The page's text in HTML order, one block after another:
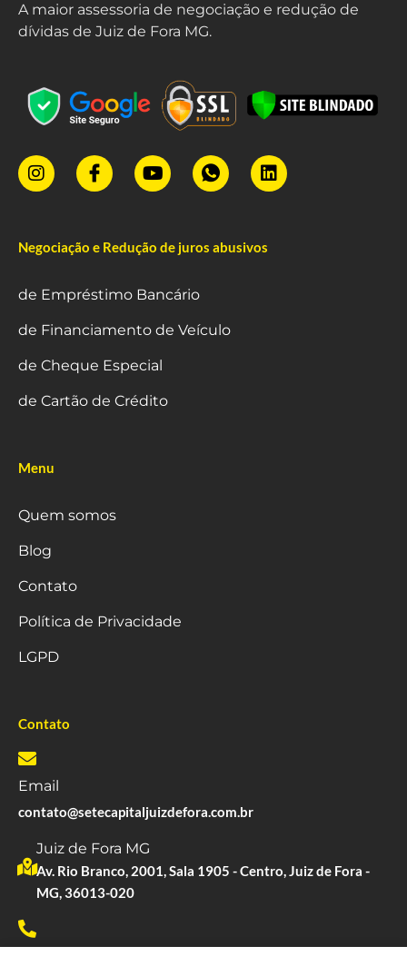
A maior assessoria de negociação e redução de
dívidas de Juiz de Fora MG.
Negociação e Redução de juros abusivos
de Empréstimo Bancário
de Financiamento de Veículo
de Cheque Especial
de Cartão de Crédito
Menu
Quem somos
Blog
Contato
Política de Privacidade
LGPD
Contato
Email
contato@setecapitaljuizdefora.com.br
Juiz de Fora MG
Av. Rio Branco, 2001, Sala 1905 - Centro, Juiz de Fora -
MG, 36013-020